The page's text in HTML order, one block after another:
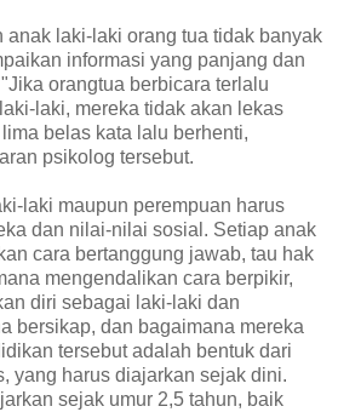
anak laki-laki orang tua tidak banyak
informasi yang panjang dan
orangtua berbicara terlalu
laki, mereka tidak akan lekas
belas kata lalu berhenti,
psikolog tersebut.
laki maupun perempuan harus
dan nilai-nilai sosial. Setiap anak
cara bertanggung jawab, tau hak
mengendalikan cara berpikir,
diri sebagai laki-laki dan
bersikap, dan bagaimana mereka
tersebut adalah bentuk dari
yang harus diajarkan sejak dini.
sejak umur 2,5 tahun, baik